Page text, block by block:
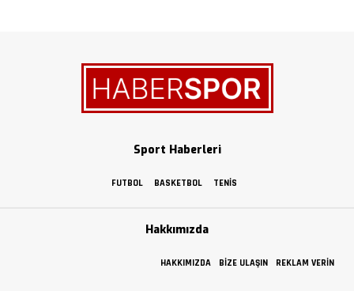
Sport Haberleri
FUTBOL BASKETBOL TENIS
Hakkımızda
HAKKIMIZDA BIZE ULAŞIN REKLAM VERIN